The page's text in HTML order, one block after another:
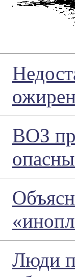
ВОЗ
Люди